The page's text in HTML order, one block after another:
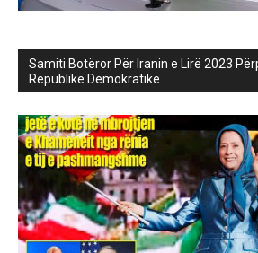
Samiti Botëror Për Iranin e Lirë 2023
Republikë Demokratike